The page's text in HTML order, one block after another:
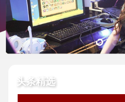
头条精选